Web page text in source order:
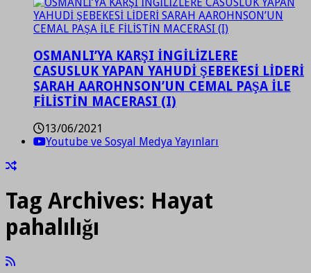
OSMANLI’YA KARŞI İNGİLİZLERE
CASUSLUK YAPAN YAHUDİ ŞEBEKESİ LİDERİ
SARAH AAROHNSON’UN CEMAL PAŞA İLE
FİLİSTİN MACERASI (I)
13/06/2021
Youtube ve Sosyal Medya Yayınları
Tag Archives: Hayat
pahalılığı